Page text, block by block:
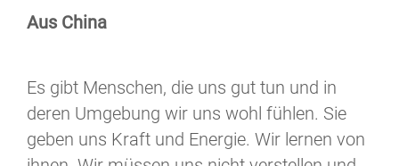
Aus China
Es gibt Menschen, die uns gut tun und in
deren Umgebung wir uns wohl fühlen. Sie
geben uns Kraft und Energie. Wir lernen von